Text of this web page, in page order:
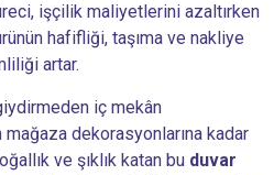
işçilik maliyetlerini azaltırken
hafifliği, taşıma ve nakliye
artar.
iç mekân
dekorasyonlarına kadar
ve şıklık katan bu duvar